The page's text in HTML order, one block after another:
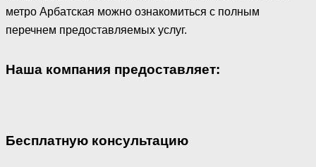
метро Арбатская можно ознакомиться с полным
перечнем предоставляемых услуг.
Наша компания предоставляет:
Бесплатную консультацию